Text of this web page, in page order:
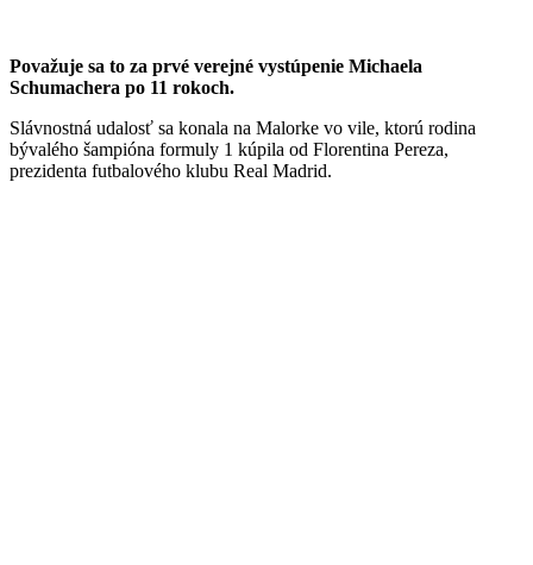
Považuje sa to za prvé verejné vystúpenie Michaela
Schumachera po 11 rokoch.
Slávnostná udalosť sa konala na Malorke vo vile, ktorú rodina
bývalého šampióna formuly 1 kúpila od Florentina Pereza,
prezidenta futbalového klubu Real Madrid.